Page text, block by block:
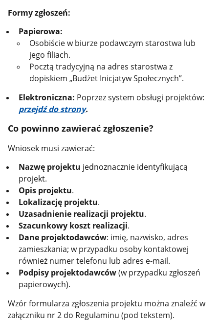
Formy zgłoszeń:
Papierowa:
Osobiście w biurze podawczym starostwa lub
jego filiach.
Pocztą tradycyjną na adres starostwa z
dopiskiem „Budżet Inicjatyw Społecznych”.
Elektroniczna: Poprzez system obsługi projektów:
przejdź do strony.
Co powinno zawierać zgłoszenie?
Wniosek musi zawierać:
Nazwę projektu jednoznacznie identyfikującą
projekt.
Opis projektu.
Lokalizację projektu.
Uzasadnienie realizacji projektu.
Szacunkowy koszt realizacji.
Dane projektodawców: imię, nazwisko, adres
zamieszkania; w przypadku osoby kontaktowej
również numer telefonu lub adres e-mail.
Podpisy projektodawców(w przypadku zgłoszeń
papierowych).
Wzór formularza zgłoszenia projektu można znaleźć w
załączniku nr 2 do Regulaminu (pod tekstem).